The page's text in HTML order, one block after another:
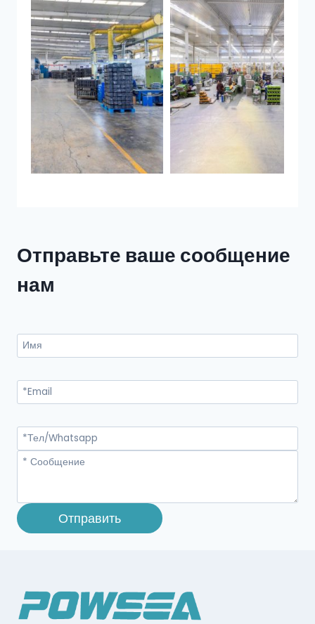
Отправьте ваше сообщение
нам
Отправить